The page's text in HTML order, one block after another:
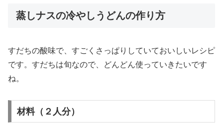
蒸しナスの冷やしうどんの作り方
すだちの酸味で、すごくさっぱりしていておいしいレシピ
です。すだちは旬なので、どんどん使っていきたいです
ね。
材料（２人分）